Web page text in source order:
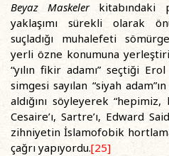
Beyaz Maskelerkitabındaki
yaklaşımı sürekli olarak
suçladığı muhalefeti
yerli özne konumuna
“yılın fikir adamı” seçtiği
simgesi sayılan “siyah
aldığını söyleyerek
Cesaire’ı, Sartre’ı, Edward
zihniyetin İslamofobik
çağrı yapıyordu.[25]